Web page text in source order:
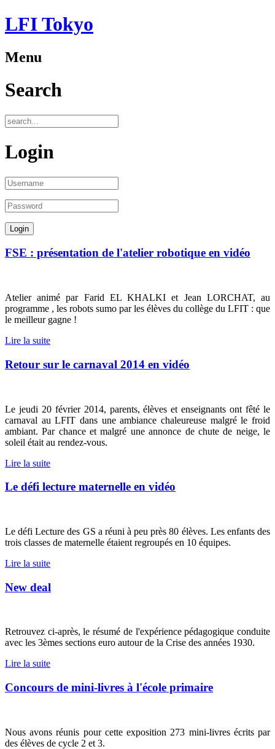
LFI Tokyo
Menu
Search
Login
FSE : présentation de l'atelier robotique en vidéo
Atelier animé par Farid EL KHALKI et Jean LORCHAT, au
programme , les robots sumo par les élèves du collège du LFIT : que
le meilleur gagne !
Lire la suite
Retour sur le carnaval 2014 en vidéo
Le jeudi 20 février 2014, parents, élèves et enseignants ont fêté le
carnaval au LFIT dans une ambiance chaleureuse malgré le froid
ambiant. Par chance et malgré une annonce de chute de neige, le
soleil était au rendez-vous.
Lire la suite
Le défi lecture maternelle en vidéo
Le défi Lecture des GS a réuni à peu près 80 élèves. Les enfants des
trois classes de maternelle étaient regroupés en 10 équipes.
Lire la suite
New deal
Retrouvez ci-après, le résumé de l'expérience pédagogique conduite
avec les 3èmes sections euro autour de la Crise des années 1930.
Lire la suite
Concours de mini-livres à l'école primaire
Nous avons réunis pour cette exposition 273 mini-livres écrits par
des élèves de cycle 2 et 3.